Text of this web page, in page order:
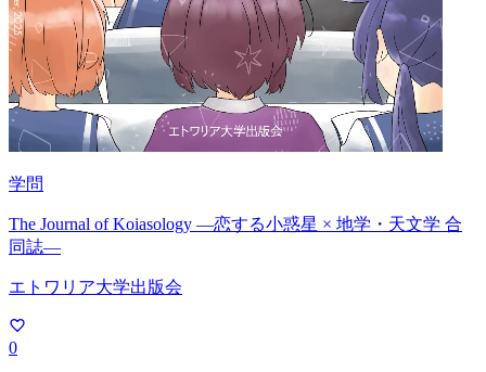
学問
The Journal of Koiasology ―恋する小惑星 × 地学・天文学 合
同誌―
エトワリア大学出版会
0